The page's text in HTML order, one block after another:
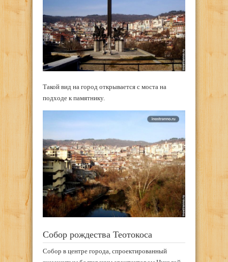
Такой вид на город открывается с моста на
подходе к памятнику.
Собор рождества Теотокоса
Собор в центре города, спроектированный